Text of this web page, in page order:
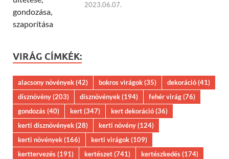
2023.06.07.
VIRÁG CÍMKÉK:
alacsony növények(42) bokros virágok(35) dekoráció(41)
dísznövény(203) dísznövények(194) fehér virág(76)
gondozás(40) kert(347) kert dekoráció(36)
kerti dísznövények(28) kerti növény(124)
kerti növények(166) kerti virágok(109)
kerttervezés(191) kertészet(741) kertészkedés(174)